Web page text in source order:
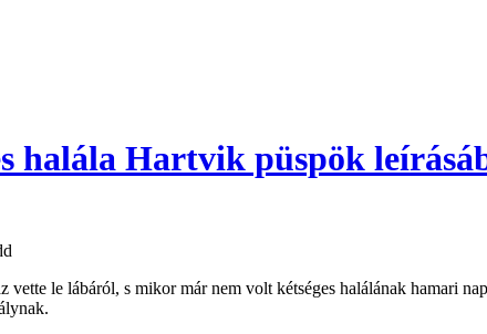
halála Hartvik püspök
le lábáról, s mikor már nem volt kétséges halálának hamari